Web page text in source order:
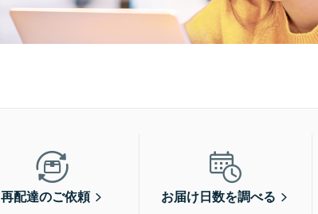
再配達のご依頼 お届け日数を調べる